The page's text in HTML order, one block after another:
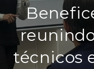
técnicos